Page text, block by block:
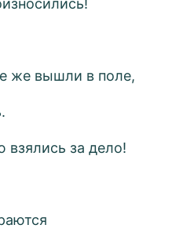
же вышли в поле,
за дело!